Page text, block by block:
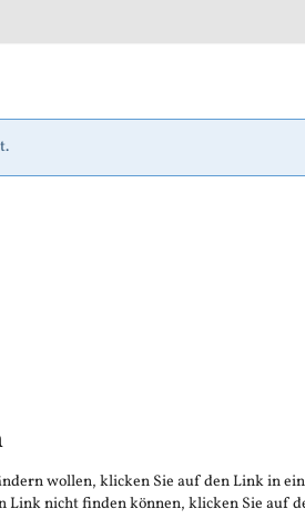
wollen, klicken Sie auf den Link in
Link nicht finden können, klicken Sie auf